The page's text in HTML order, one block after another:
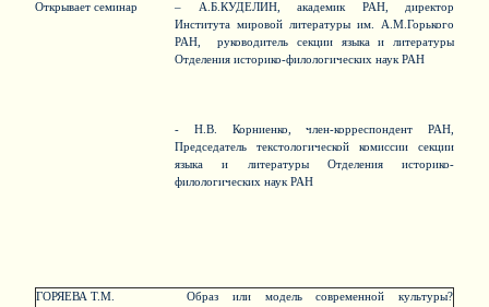
Открывает семинар
– А.Б.КУДЕЛИН, академик РАН, директор
Института мировой литературы им. А.М.Горького
РАН, руководитель секции языка и литературы
Отделения историко-филологических наук РАН
- Н.В. Корниенко, член-корреспондент РАН,
Председатель текстологической комиссии секции
языка и литературы Отделения историко-
филологических наук РАН
ГОРЯЕВА Т.М.
Образ или модель современной культуры?